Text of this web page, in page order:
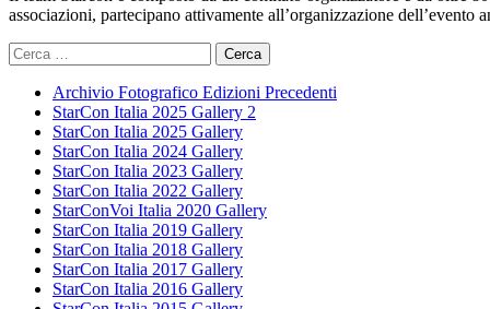
associazioni, partecipano attivamente all’organizzazione
Ricerca
per:
Archivio Fotografico Edizioni Precedenti
StarCon Italia 2025 Gallery 2
StarCon Italia 2025 Gallery
StarCon Italia 2024 Gallery
StarCon Italia 2023 Gallery
StarCon Italia 2022 Gallery
StarConVoi Italia 2020 Gallery
StarCon Italia 2019 Gallery
StarCon Italia 2018 Gallery
StarCon Italia 2017 Gallery
StarCon Italia 2016 Gallery